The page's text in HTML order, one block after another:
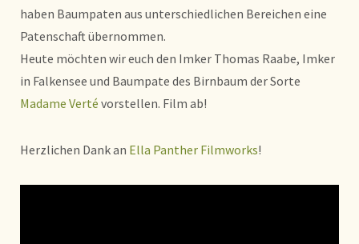
haben Baumpaten aus unterschiedlichen Bereichen eine
Patenschaft übernommen.
Heute möchten wir euch den Imker Thomas Raabe, Imker
in Falkensee und Baumpate des Birnbaum der Sorte
Madame Verté vorstellen. Film ab!
Herzlichen Dank an Ella Panther Filmworks!